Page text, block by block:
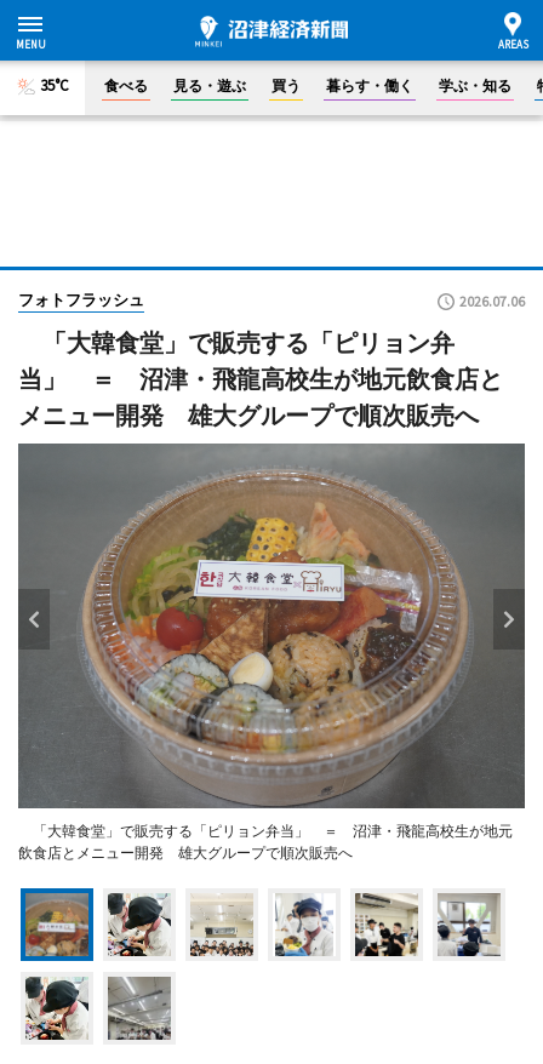
35°C 食べる 見る・遊ぶ 買う 暮らす・働く 学ぶ・知る
フォトフラッシュ 2026.07.06
「大韓食堂」で販売する「ピリョン弁
当」 ＝ 沼津・飛龍高校生が地元飲食店と
メニュー開発 雄大グループで順次販売へ
「大韓食堂」で販売する「ピリョン弁当」 ＝ 沼津・飛龍高校生が地元
飲食店とメニュー開発 雄大グループで順次販売へ